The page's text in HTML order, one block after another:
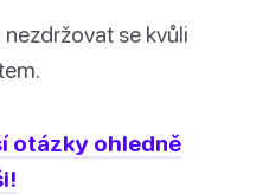
se kvůli
otázky ohledně